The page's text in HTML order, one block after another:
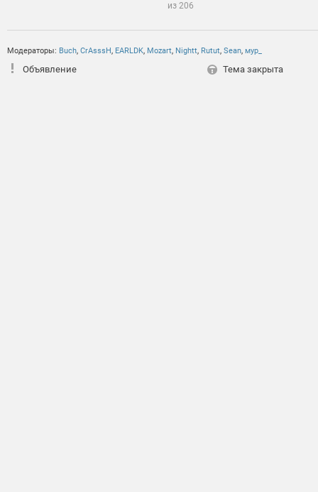
из 206
Модераторы: Buch, CrAsssH, EARLDK, Mozart, Nightt, Rutut, Sean, мур_
Объявление Тема закрыта